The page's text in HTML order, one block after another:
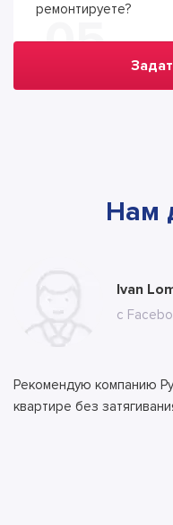
ремонтируете?
05
Нам
Мария
с сайта
Ivan
с
Рекомендую компанию
квартире без
Ильяс
с сайта
Алла
с сайта
Тимур
с сайта